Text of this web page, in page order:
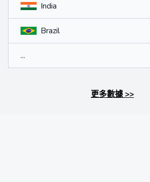
India
Brazil
...
更多數據>>